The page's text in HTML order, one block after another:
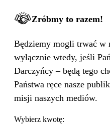
Zróbmy to razem!
Będziemy mogli trwać w
wyłącznie wtedy, jeśli
Darczyńcy – będą tego
Państwa ręce nasze
misji naszych mediów.
Wybierz kwotę: